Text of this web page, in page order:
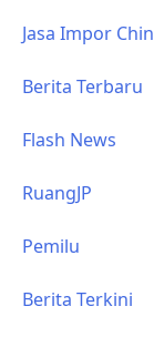
Jasa Impor
Berita Terbaru
Flash News
RuangJP
Pemilu
Berita Terkini